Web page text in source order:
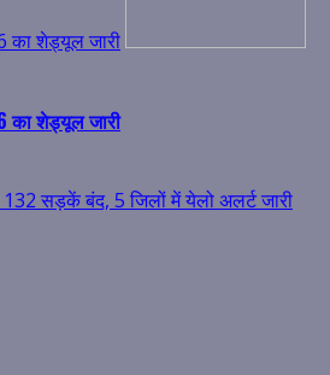
का शेड्यूल जारी
का शेड्यूल जारी
सड़कें बंद, 5 जिलों में येलो अलर्ट जारी